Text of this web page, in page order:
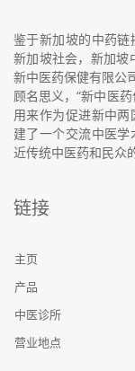
鉴于新加坡的中药
新加坡社会，新加坡
新中医药保健有限公司
顾名思义，“新中医
用来作为促进新中
建了一个交流中医
近传统中医药和民众
链接
主页
产品
中医诊所
营业地点